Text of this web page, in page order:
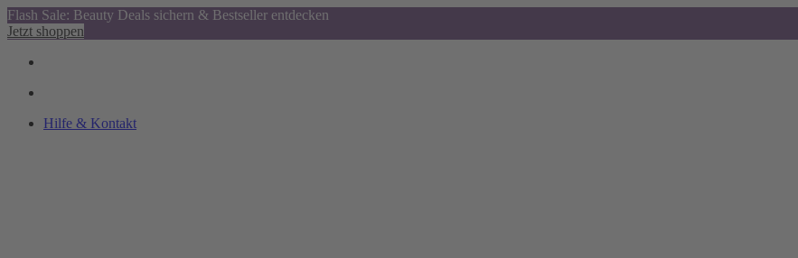
Flash Sale: Beauty Deals sichern & Bestseller entdecken
Jetzt shoppen
Hilfe & Kontakt